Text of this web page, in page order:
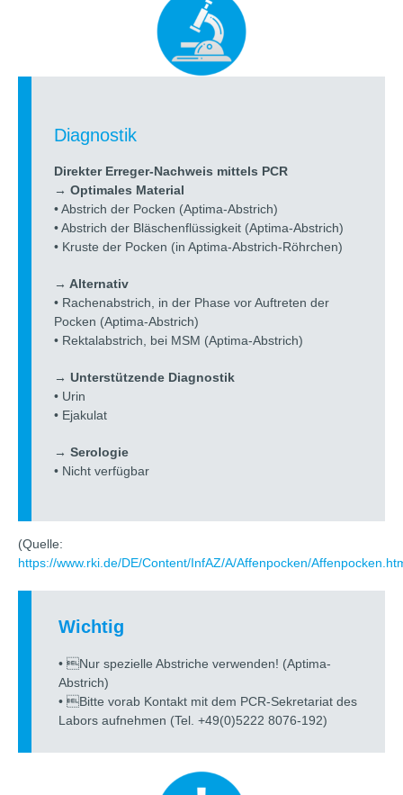
Diagnostik
Direkter Erreger-Nachweis mittels PCR
→ Optimales Material
• Abstrich der Pocken (Aptima-Abstrich)
• Abstrich der Bläschenflüssigkeit (Aptima-Abstrich)
• Kruste der Pocken (in Aptima-Abstrich-Röhrchen)
→ Alternativ
• Rachenabstrich, in der Phase vor Auftreten der
Pocken (Aptima-Abstrich)
• Rektalabstrich, bei MSM (Aptima-Abstrich)
→ Unterstützende Diagnostik
• Urin
• Ejakulat
→ Serologie
• Nicht verfügbar
(Quelle:
https://www.rki.de/DE/Content/InfAZ/A/Affenpocken/
Wichtig
• Nur spezielle Abstriche verwenden! (Aptima-
Abstrich)
• Bitte vorab Kontakt mit dem PCR-Sekretariat des
Labors aufnehmen (Tel. +49(0)5222 8076-192)